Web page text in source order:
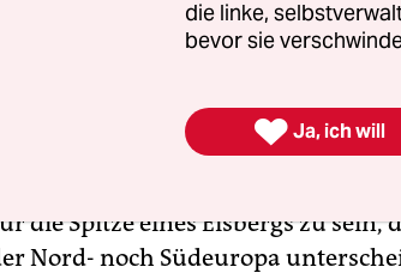
zu leisten – Eigentor in Brüssel.
einige Bür­ge­r*in­nen beruhigt
Verdächtigen“ eben. Die fünf
die Spitze eines Eisbergs zu sein,
Nord- noch Südeuropa
die linke,
bevor sie
 Ja, ich will